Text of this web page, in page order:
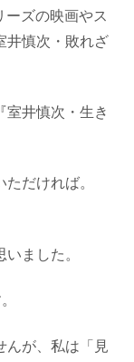
ーズの映画やス
井慎次・敗れざ
室井慎次・生き
だければ。
ました。
んが、私は「見